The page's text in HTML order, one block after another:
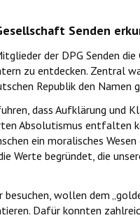
Senden
der DPG Senden
zu entdecken. Zentral
Republik den
dass Aufklärung und
Absolutismus entfalten
ein moralisches
Werte begründet, die
besuchen, wollen dem
Dafür konnten